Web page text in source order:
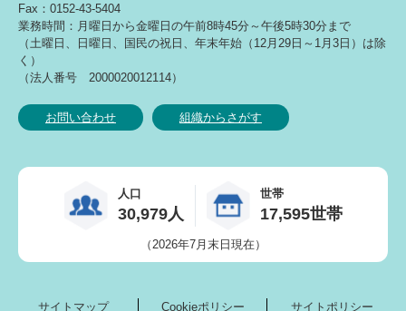
Fax：0152-43-5404
業務時間：月曜日から金曜日の午前8時45分～午後5時30分まで
（土曜日、日曜日、国民の祝日、年末年始（12月29日～1月3日）は除
く）
（法人番号 2000020012114）
お問い合わせ 組織からさがす
人口
30,979人
世帯
17,595世帯
（2026年7月末日現在）
サイトマップ Cookieポリシー サイトポリシー